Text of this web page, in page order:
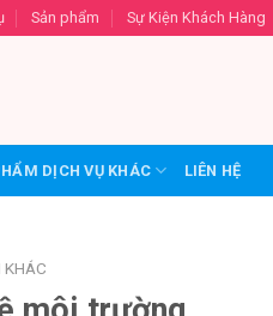
Sản phẩm Sự Kiện Khách Hàng
DỊCH VỤ KHÁC LIÊN HỆ
KHÁC